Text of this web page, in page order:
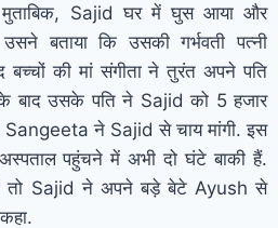
Sajid घर में घुस आया और
बताया कि उसकी गर्भवती पत्नी
बच्चों की मां संगीता ने तुरंत अपने पति
बाद उसके पति ने Sajid को 5 हजार
ने Sajid से चाय मांगी. इस
पहुंचने में अभी दो घंटे बाकी हैं.
तो Sajid ने अपने बड़े बेटे Ayush से